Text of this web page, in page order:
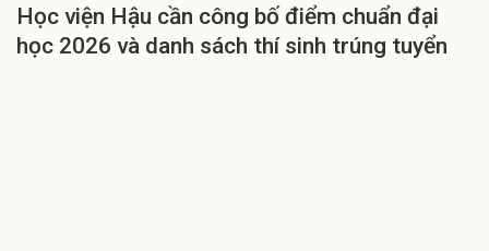
Học viện Hậu cần công bố điểm chuẩn đại
học 2026 và danh sách thí sinh trúng tuyển